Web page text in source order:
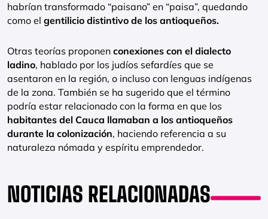
habrían transformado “paisano” en “paisa”, quedando
como el gentilicio distintivo de los antioqueños.
Otras teorías proponen conexiones con el dialecto
ladino, hablado por los judíos sefardíes que se
asentaron en la región, o incluso con lenguas indígenas
de la zona. También se ha sugerido que el término
podría estar relacionado con la forma en que los
habitantes del Cauca llamaban a los antioqueños
durante la colonización, haciendo referencia a su
naturaleza nómada y espíritu emprendedor.
NOTICIAS RELACIONADAS